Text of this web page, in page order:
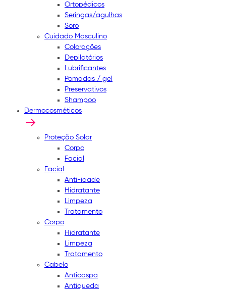
Ortopédicos
Seringas/agulhas
Soro
Cuidado Masculino
Colorações
Depilatórios
Lubrificantes
Pomadas / gel
Preservativos
Shampoo
Dermocosméticos
Proteção Solar
Corpo
Facial
Facial
Anti-idade
Hidratante
Limpeza
Tratamento
Corpo
Hidratante
Limpeza
Tratamento
Cabelo
Anticaspa
Antiqueda